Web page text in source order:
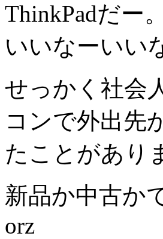
ThinkPadだー。
いいなーいい
せっかく社会
コンで外出先
たことがあり
新品か中古か
orz